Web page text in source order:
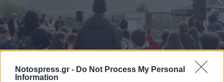
Notospress.gr - Do Not Process My Personal
Information